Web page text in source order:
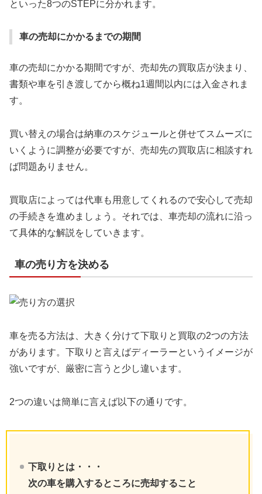
といった8つのSTEPに分かれます。
車の売却にかかるまでの期間
車の売却にかかる期間ですが、売却先の買取店が決まり、
書類や車を引き渡してから概ね1週間以内には入金されま
す。
買い替えの場合は納車のスケジュールと併せてスムーズに
いくように調整が必要ですが、売却先の買取店に相談すれ
ば問題ありません。
買取店によっては代車も用意してくれるので安心して売却
の手続きを進めましょう。それでは、車売却の流れに沿っ
て具体的な解説をしていきます。
車の売り方を決める
車を売る方法は、大きく分けて下取りと買取の2つの方法
があります。下取りと言えばディーラーというイメージが
強いですが、厳密に言うと少し違います。
2つの違いは簡単に言えば以下の通りです。
下取りとは・・・
次の車を購入するところに売却すること